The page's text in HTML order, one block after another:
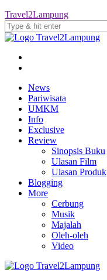
Travel2Lampung
News
Pariwisata
UMKM
Info
Exclusive
Review
Sinopsis Buku
Ulasan Film
Ulasan Produk
Blogging
More
Cerbung
Musik
Majalah
Oleh-oleh
Video